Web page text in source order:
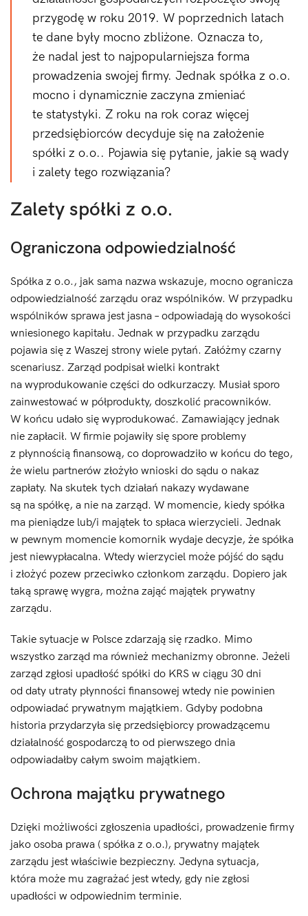
przygodę w roku 2019. W poprzednich latach
te dane były mocno zbliżone. Oznacza to,
że nadal jest to najpopularniejsza forma
prowadzenia swojej firmy. Jednak spółka z o.o.
mocno i dynamicznie zaczyna zmieniać
te statystyki. Z roku na rok coraz więcej
przedsiębiorców decyduje się na założenie
spółki z o.o.. Pojawia się pytanie, jakie są wady
i zalety tego rozwiązania?
Zalety spółki z o.o.
Ograniczona odpowiedzialność
Spółka z o.o., jak sama nazwa wskazuje, mocno ogranicza
odpowiedzialność zarządu oraz wspólników. W przypadku
wspólników sprawa jest jasna – odpowiadają do wysokości
wniesionego kapitału. Jednak w przypadku zarządu
pojawia się z Waszej strony wiele pytań. Załóżmy czarny
scenariusz. Zarząd podpisał wielki kontrakt
na wyprodukowanie części do odkurzaczy. Musiał sporo
zainwestować w półprodukty, doszkolić pracowników.
W końcu udało się wyprodukować. Zamawiający jednak
nie zapłacił. W firmie pojawiły się spore problemy
z płynnością finansową, co doprowadziło w końcu do tego,
że wielu partnerów złożyło wnioski do sądu o nakaz
zapłaty. Na skutek tych działań nakazy wydawane
są na spółkę, a nie na zarząd. W momencie, kiedy spółka
ma pieniądze lub/i majątek to spłaca wierzycieli. Jednak
w pewnym momencie komornik wydaje decyzje, że spółka
jest niewypłacalna. Wtedy wierzyciel może pójść do sądu
i złożyć pozew przeciwko członkom zarządu. Dopiero jak
taką sprawę wygra, można zająć majątek prywatny
zarządu.
Takie sytuacje w Polsce zdarzają się rzadko. Mimo
wszystko zarząd ma również mechanizmy obronne. Jeżeli
zarząd zgłosi upadłość spółki do KRS w ciągu 30 dni
od daty utraty płynności finansowej wtedy nie powinien
odpowiadać prywatnym majątkiem. Gdyby podobna
historia przydarzyła się przedsiębiorcy prowadzącemu
działalność gospodarczą to od pierwszego dnia
odpowiadałby całym swoim majątkiem.
Ochrona majątku prywatnego
Dzięki możliwości zgłoszenia upadłości, prowadzenie firmy
jako osoba prawa ( spółka z o.o.), prywatny majątek
zarządu jest właściwie bezpieczny. Jedyna sytuacja,
która może mu zagrażać jest wtedy, gdy nie zgłosi
upadłości w odpowiednim terminie.